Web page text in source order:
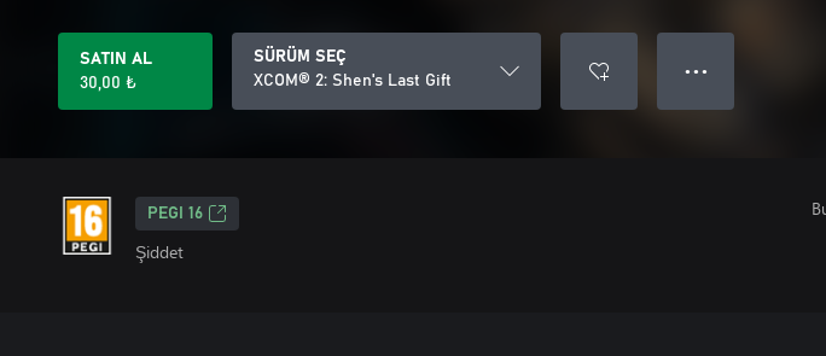
SATIN AL
30,00 ₺
SÜRÜM SEÇ
XCOM® 2: Shen's Last Gift
● ● ●
PEGI 16
Şiddet